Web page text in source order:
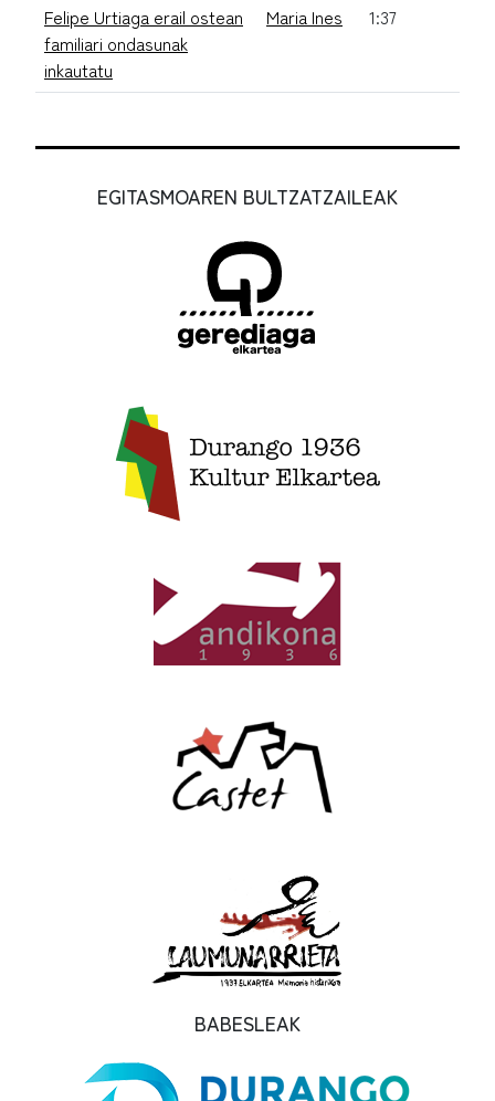
Felipe Urtiaga erail ostean
familiari ondasunak
inkautatu
Maria Ines 1:37
EGITASMOAREN BULTZATZAILEAK
BABESLEAK